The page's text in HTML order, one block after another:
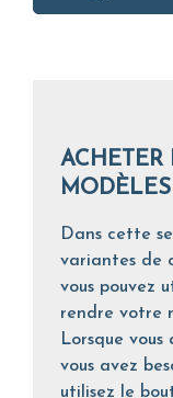
ACHETER DES VARIANTES DE
MODÈLES
Dans cette
variantes de
vous pouvez
rendre votre
Lorsque
vous avez
utilisez le